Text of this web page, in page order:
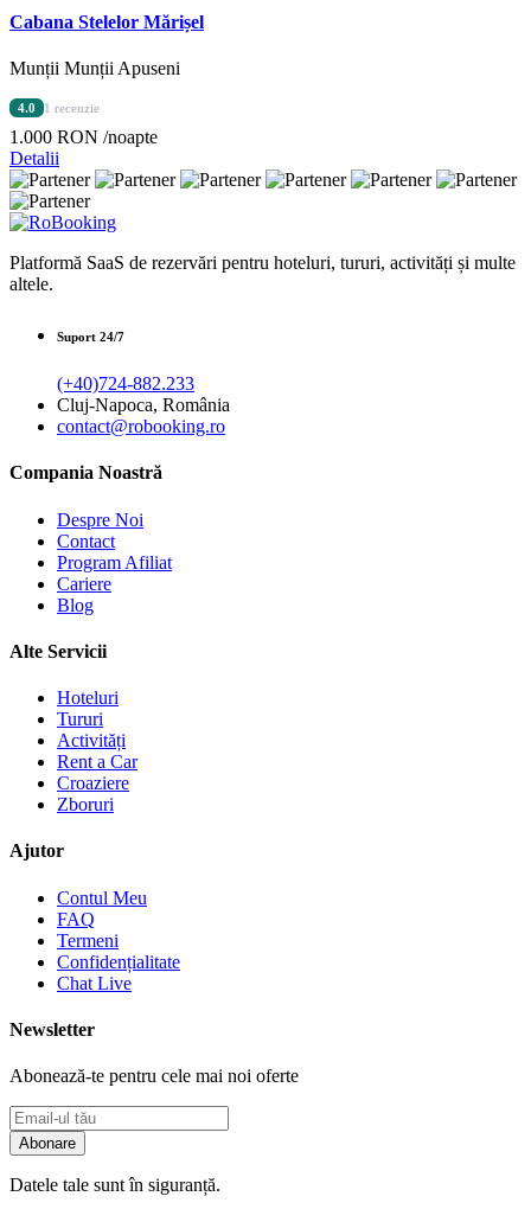
Cabana Stelelor Mărișel
Munții Munții Apuseni
4.0 1 recenzie
1.000 RON /noapte
Detalii
Platformă SaaS de rezervări pentru hoteluri, tururi, activități și multe
altele.
Suport 24/7
(+40)724-882.233
Cluj-Napoca, România
contact@robooking.ro
Compania Noastră
Despre Noi
Contact
Program Afiliat
Cariere
Blog
Alte Servicii
Hoteluri
Tururi
Activități
Rent a Car
Croaziere
Zboruri
Ajutor
Contul Meu
FAQ
Termeni
Confidențialitate
Chat Live
Newsletter
Abonează-te pentru cele mai noi oferte
Abonare
Datele tale sunt în siguranță.